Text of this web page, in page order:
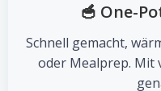
🥣 One-
Schnell gemacht,
oder Mealprep. Mit